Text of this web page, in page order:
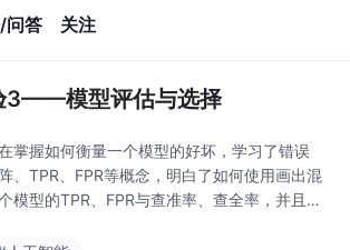
问答 关注
3——模型评估与选择
掌握如何衡量一个模型的好坏，学习了错误
、TPR、FPR等概念，明白了如何使用画出混
模型的TPR、FPR与查准率、查全率，并且了